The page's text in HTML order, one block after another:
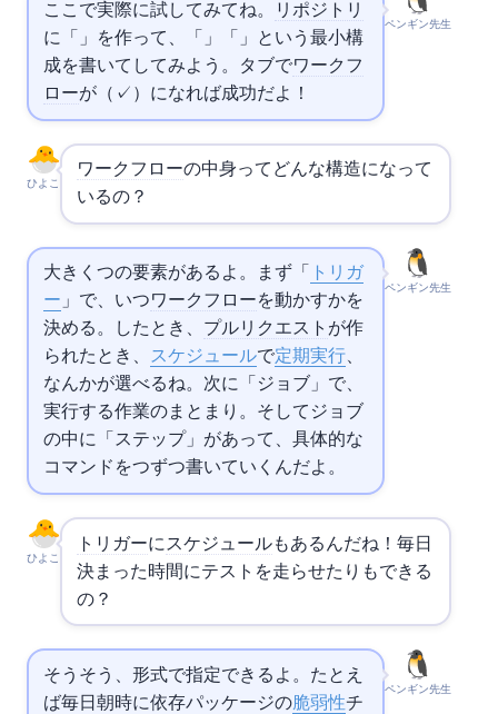
ペンギン先生
ここで実際に試してみてね。
リポジトリ
に「.github/workflows/hello.yml」を作って、「on: push」「jobs: say-hello: runs-on: ubuntu-latest steps: - run: echo 'Hello Actions!'」という最小構
成を書いてpushしてみよう。Actionsタブでワークフ
ローがGreen（✓）になれば成功だよ！
ひよこ
ワークフローの中身ってどんな構造になって
いるの？
ペンギン先生
大きく3つの要素があるよ。まず「
トリガ
ー」で、いつワークフローを動かすかを
決める。pushしたとき、 プルリクエスト が作
られたとき、 スケジュールで定期実行、
なんかが選べるね。次に「ジョブ」で、
実行する作業のまとまり。そしてジョブ
の中に「ステップ」があって、具体的な
コマンドを1つずつ書いていくんだよ。
ひよこ
トリガーにスケジュールもあるんだね！毎日
決まった時間にテストを走らせたりもできる
の？
ペンギン先生
そうそう、 形式で指定できるよ。たとえ
ば毎日朝9時に依存パッケージの脆弱性チ